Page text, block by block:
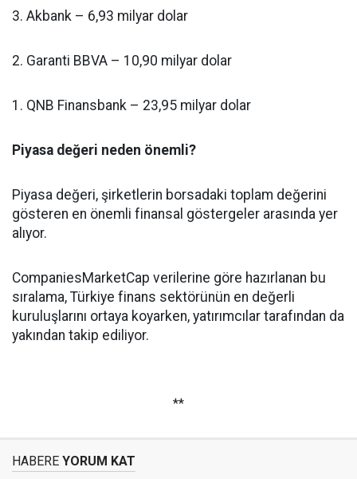
3. Akbank – 6,93 milyar dolar
2. Garanti BBVA – 10,90 milyar dolar
1. QNB Finansbank – 23,95 milyar dolar
Piyasa değeri neden önemli?
Piyasa değeri, şirketlerin borsadaki toplam değerini
gösteren en önemli finansal göstergeler arasında yer
alıyor.
CompaniesMarketCap verilerine göre hazırlanan bu
sıralama, Türkiye finans sektörünün en değerli
kuruluşlarını ortaya koyarken, yatırımcılar tarafından da
yakından takip ediliyor.
**
HABERE YORUM KAT